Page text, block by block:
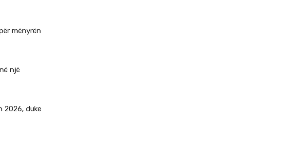
mënyrën
një
2026, duke